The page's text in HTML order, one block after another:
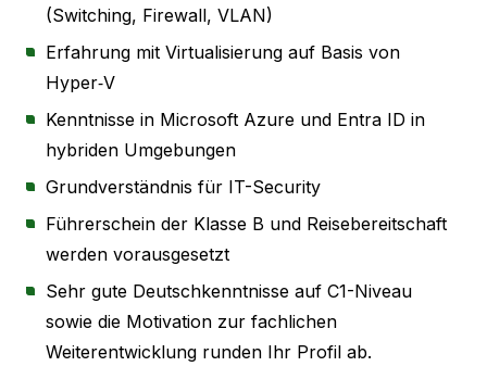
(Switching, Firewall, VLAN)
Erfahrung mit Virtualisierung auf Basis von
Hyper‑V
Kenntnisse in Microsoft Azure und Entra ID in
hybriden Umgebungen
Grundverständnis für IT-Security
Führerschein der Klasse B und Reisebereitschaft
werden vorausgesetzt
Sehr gute Deutschkenntnisse auf C1-Niveau
sowie die Motivation zur fachlichen
Weiterentwicklung runden Ihr Profil ab.